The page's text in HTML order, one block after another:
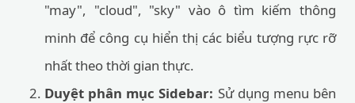
"may", "cloud", "sky" vào ô tìm kiếm thông
minh để công cụ hiển thị các biểu tượng rực rỡ
nhất theo thời gian thực.
Duyệt phân mục Sidebar: Sử dụng menu bên